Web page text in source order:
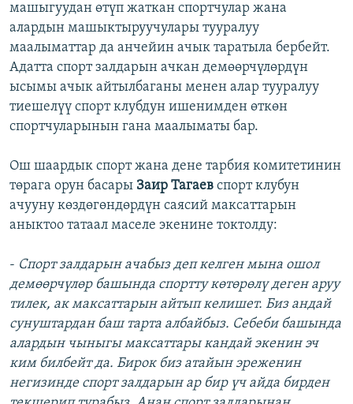
машыгуудан өтүп жаткан спортчулар жана
алардын машыктыруучулары тууралуу
маалыматтар да анчейин ачык таратыла бербейт.
Адатта спорт залдарын ачкан демөөрчүлөрдүн
ысымы ачык айтылбаганы менен алар тууралуу
тиешелүү спорт клубдун ишенимден өткөн
спортчуларынын гана маалыматы бар.
Ош шаардык спорт жана дене тарбия комитетинин
төрага орун басары Заир Тагаев спорт клубун
ачууну көздөгөндөрдүн саясий максаттарын
аныктоо татаал маселе экенине токтолду:
- Спорт залдарын ачабыз деп келген мына ошол
демөөрчүлөр башында спортту көтөрөлү деген аруу
тилек, ак максаттарын айтып келишет. Биз андай
сунуштардан баш тарта албайбыз. Себеби башында
алардын чыныгы максаттары кандай экенин эч
ким билбейт да. Бирок биз атайын эреженин
негизинде спорт залдарын ар бир үч айда бирден